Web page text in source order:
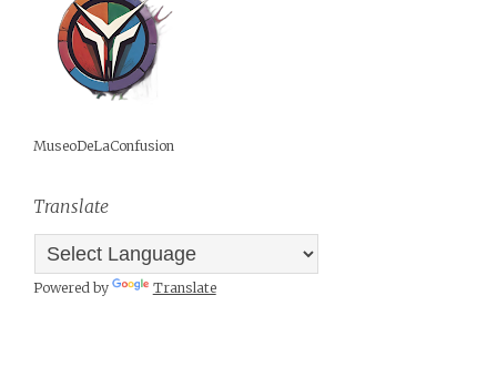
MuseoDeLaConfusion
Translate
Powered by Translate